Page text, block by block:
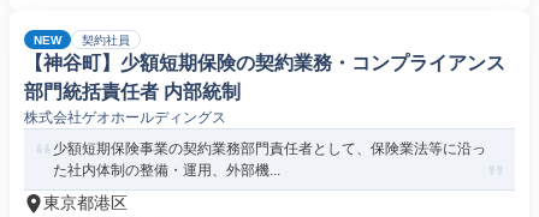
NEW 契約社員
【神谷町】少額短期保険の契約業務・コンプライアンス
部門統括責任者 内部統制
株式会社ゲオホールディングス
少額短期保険事業の契約業務部門責任者として、保険業法等に沿っ
た社内体制の整備・運用、外部機...
東京都港区